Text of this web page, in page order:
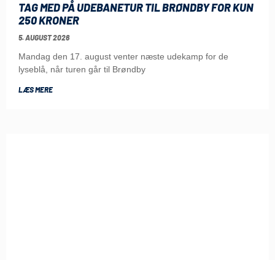
TAG MED PÅ UDEBANETUR TIL BRØNDBY FOR KUN
250 KRONER
5. AUGUST 2026
Mandag den 17. august venter næste udekamp for de
lyseblå, når turen går til Brøndby
LÆS MERE